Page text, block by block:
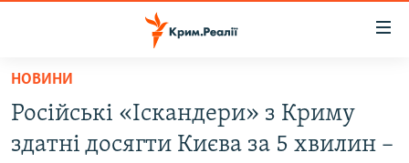
Перейти
основного
матеріалу
НОВИНИ
Російські «Іскандери» з Криму
здатні досягти Києва за 5 хвилин –